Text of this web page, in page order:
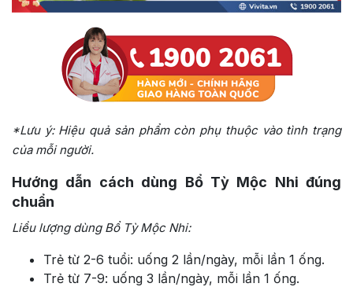
*Lưu ý: Hiệu quả sản phẩm còn phụ thuộc vào tình trạng
của mỗi người.
Hướng dẫn cách dùng Bổ Tỳ Mộc Nhi đúng
chuẩn
Liều lượng dùng Bổ Tỳ Mộc Nhi:
Trẻ từ 2-6 tuổi: uống 2 lần/ngày, mỗi lần 1 ống.
Trẻ từ 7-9: uống 3 lần/ngày, mỗi lần 1 ống.